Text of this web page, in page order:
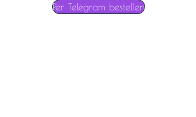
Per Telegram bestellen